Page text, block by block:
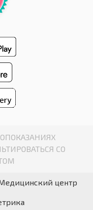
СО
центр